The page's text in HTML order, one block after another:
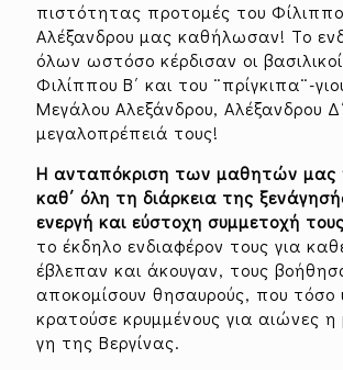
πιστότητας προτομές του
Αλέξανδρου μας καθήλωσαν! Το
όλων ωστόσο κέρδισαν οι
Φιλίππου Β΄ και του ¨πρίγκιπα¨-
Μεγάλου Αλεξάνδρου, Αλέξανδρου
μεγαλοπρέπειά τους!
Η ανταπόκριση των μαθητών μας
καθ΄ όλη τη διάρκεια της
ενεργή και εύστοχη συμμετοχή τους
το έκδηλο ενδιαφέρον τους για
έβλεπαν και άκουγαν, τους
αποκομίσουν θησαυρούς, που τόσο
κρατούσε κρυμμένους για αιώνες η
γη της Βεργίνας.